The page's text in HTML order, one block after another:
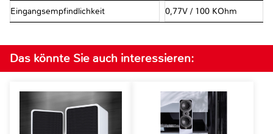
Eingangsempfindlichkeit 0,77V / 100 KOhm
Das könnte Sie auch interessieren: